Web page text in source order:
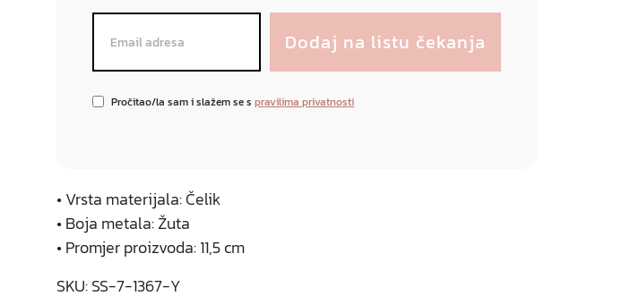
Pročitao/la sam i slažem se spravilima privatnosti
• Vrsta materijala: Čelik
• Boja metala: Žuta
• Promjer proizvoda: 11,5 cm
SKU:SS-7-1367-Y